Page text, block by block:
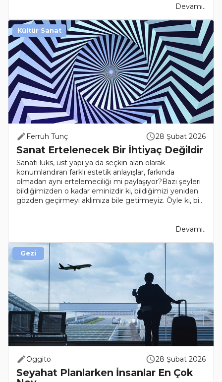
Devamı..
Ferruh Tunç 28 Şubat 2026
Sanat Ertelenecek Bir İhtiyaç Değildir
Sanatı lüks, üst yapı ya da seçkin alan olarak
konumlandıran farklı estetik anlayışlar, farkında
olmadan aynı ertelemeciliği mi paylaşıyor?Bazı şeyleri
bildiğimizden o kadar eminizdir ki, bildiğimizi yeniden
gözden geçirmeyi aklımıza bile getirmeyiz. Öyle ki, bi..
Devamı..
Kültür Sanat
Oggito 28 Şubat 2026
Seyahat Planlarken İnsanlar En Çok
Gezi